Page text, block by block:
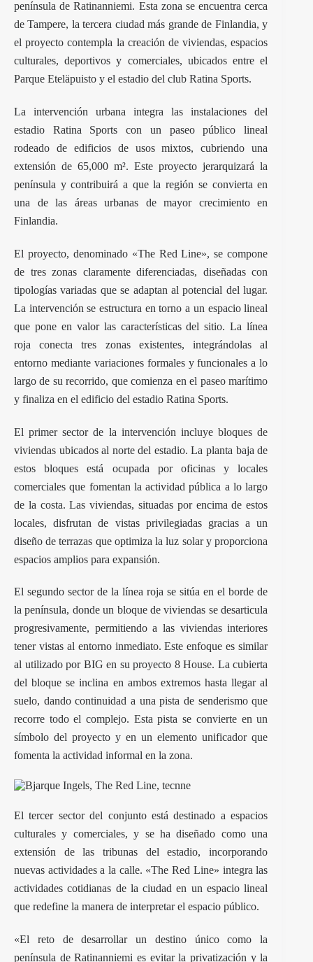
península de Ratinanniemi. Esta zona se encuentra cerca
de Tampere, la tercera ciudad más grande de Finlandia, y
el proyecto contempla la creación de viviendas, espacios
culturales, deportivos y comerciales, ubicados entre el
Parque Eteläpuisto y el estadio del club Ratina Sports.
La intervención urbana integra las instalaciones del
estadio Ratina Sports con un paseo público lineal
rodeado de edificios de usos mixtos, cubriendo una
extensión de 65,000 m². Este proyecto jerarquizará la
península y contribuirá a que la región se convierta en
una de las áreas urbanas de mayor crecimiento en
Finlandia.
El proyecto, denominado «The Red Line», se compone
de tres zonas claramente diferenciadas, diseñadas con
tipologías variadas que se adaptan al potencial del lugar.
La intervención se estructura en torno a un espacio lineal
que pone en valor las características del sitio. La línea
roja conecta tres zonas existentes, integrándolas al
entorno mediante variaciones formales y funcionales a lo
largo de su recorrido, que comienza en el paseo marítimo
y finaliza en el edificio del estadio Ratina Sports.
El primer sector de la intervención incluyebloques de
viviendas ubicados al norte del estadio. La planta baja de
estos bloques está ocupada por oficinas y locales
comerciales que fomentan la actividad pública a lo largo
de la costa. Las viviendas, situadas por encima de estos
locales, disfrutan de vistas privilegiadas gracias a un
diseño de terrazas que optimiza la luz solar y proporciona
espacios amplios para expansión.
El segundo sector de la línea roja se sitúa en el borde de
la península, donde un bloque de viviendas se desarticula
progresivamente, permitiendo a las viviendas interiores
tener vistas al entorno inmediato. Este enfoque es similar
al utilizado por BIG en su proyecto 8 House. La cubierta
del bloque se inclina en ambos extremos hasta llegar al
suelo, dando continuidad a una pista de senderismo que
recorre todo el complejo. Esta pista se convierte en un
símbolo del proyecto y en un elemento unificador que
fomenta la actividad informal en la zona.
El tercer sector del conjunto está destinado a espacios
culturales y comerciales, y se ha diseñado como una
extensión de las tribunas del estadio, incorporando
nuevas actividades a la calle. «The Red Line» integra las
actividades cotidianas de la ciudad en un espacio lineal
que redefine la manera de interpretar el espacio público.
«El reto de desarrollar un destino único como la
península de Ratinanniemi es evitar la privatización y la